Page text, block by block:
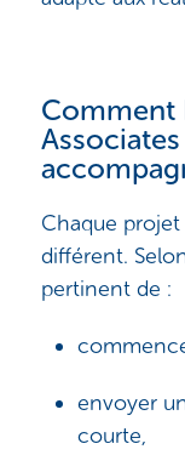
Comment
Chaque
différent.
pertinent de :
envoyer
courte,